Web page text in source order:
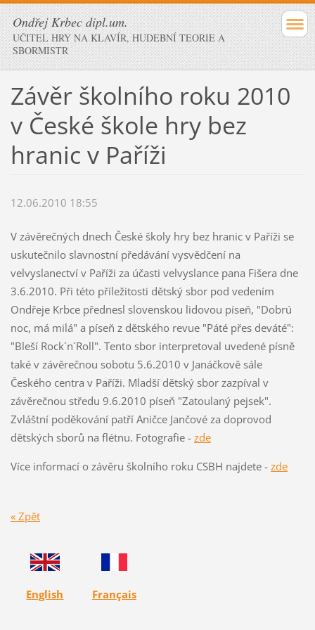
Ondřej Krbec dipl.um.
UČITEL HRY NA KLAVÍR, HUDEBNÍ TEORIE A
SBORMISTR
Závěr školního roku 2010
v České škole hry bez
hranic v Paříži
12.06.2010 18:55
V závěrečných dnech České školy hry bez hranic v Paříži se
uskutečnilo slavnostní předávání vysvědčení na
velvyslanectví v Paříži za účasti velvyslance pana Fišera dne
3.6.2010. Při této příležitosti dětský sbor pod vedením
Ondřeje Krbce přednesl slovenskou lidovou píseň, "Dobrú
noc, má milá" a píseň z dětského revue "Páté přes deváté":
"Bleší Rock´n´Roll". Tento sbor interpretoval uvedené písně
také v závěrečnou sobotu 5.6.2010 v Janáčkově sále
Českého centra v Paříži. Mladší dětský sbor zazpíval v
závěrečnou středu 9.6.2010 píseň "Zatoulaný pejsek".
Zvláštní poděkování patří Aničce Jančové za doprovod
dětských sborů na flétnu. Fotografie - zde
Více informací o závěru školního roku CSBH najdete - zde
« Zpět
English Français